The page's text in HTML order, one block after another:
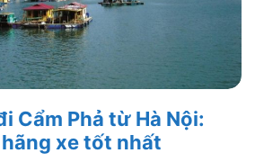
Cẩm Phả từ Hà Nội:
xe tốt nhất